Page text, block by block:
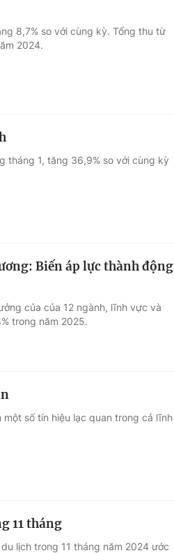
8,7% so với cùng kỳ. Tổng thu từ
2024.
tháng 1, tăng 36,9% so với cùng kỳ
Biến áp lực thành động
của của 12 ngành, lĩnh vực và
trong năm 2025.
số tín hiệu lạc quan trong cả lĩnh
11 tháng
lịch trong 11 tháng năm 2024 ước